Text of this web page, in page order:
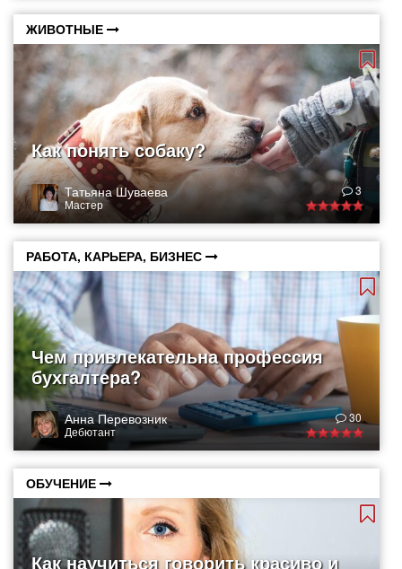
ЖИВОТНЫЕ
Как понять собаку?
Татьяна Шуваева
Мастер
3
РАБОТА, КАРЬЕРА, БИЗНЕС
Чем привлекательна профессия
бухгалтера?
Анна Перевозник
Дебютант
30
ОБУЧЕНИЕ
Как научиться говорить красиво и